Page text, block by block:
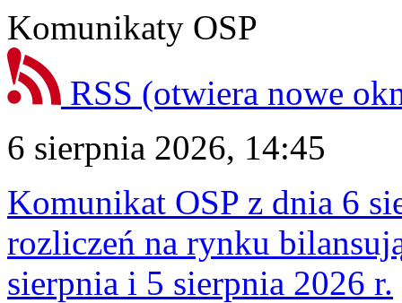
Komunikaty OSP
RSS (otwiera nowe
6 sierpnia 2026, 14:45
Komunikat OSP z dnia 6
rozliczeń na rynku
sierpnia i 5 sierpnia 2026 r.